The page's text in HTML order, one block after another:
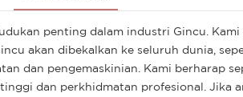
penting dalam industri Gincu.
akan dibekalkan ke seluruh dunia,
dan pengemaskinian. Kami berharap
dan perkhidmatan profesional. Jika